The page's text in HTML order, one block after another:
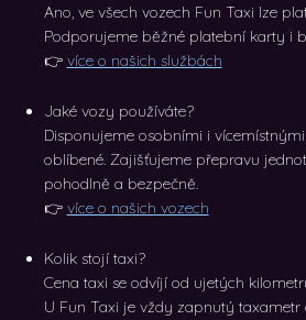
Ano, ve všech vozech Fun Taxi lze
Podporujeme běžné platební karty i
👉 více o našich službách
Jaké vozy používáte?
Disponujeme osobními i
oblíbené. Zajišťujeme přepravu
pohodlně a bezpečně.
👉 více o našich vozech
Kolik stojí taxi?
Cena taxi se odvíjí od ujetých
U Fun Taxi je vždy zapnutý